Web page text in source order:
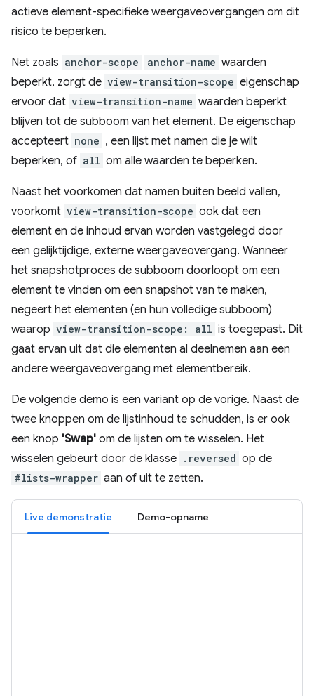
actieve element-specifieke weergaveovergangen om dit
risico te beperken.
Net zoals anchor-scope anchor-name waarden
beperkt, zorgt de view-transition-scope eigenschap
ervoor dat view-transition-name waarden beperkt
blijven tot de subboom van het element. De eigenschap
accepteert none , een lijst met namen die je wilt
beperken, of all om alle waarden te beperken.
Naast het voorkomen dat namen buiten beeld vallen,
voorkomt view-transition-scope ook dat een
element en de inhoud ervan worden vastgelegd door
een gelijktijdige, externe weergaveovergang. Wanneer
het snapshotproces de subboom doorloopt om een ​​
element te vinden om een ​​snapshot van te maken,
negeert het elementen (en hun volledige subboom)
waarop view-transition-scope: all is toegepast. Dit
gaat ervan uit dat die elementen al deelnemen aan een
andere weergaveovergang met elementbereik.
De volgende demo is een variant op de vorige. Naast de
twee knoppen om de lijstinhoud te schudden, is er ook
een knop 'Swap' om de lijsten om te wisselen. Het
wisselen gebeurt door de klasse .reversed op de
#lists-wrapper aan of uit te zetten.
Live demonstratie Demo-opname